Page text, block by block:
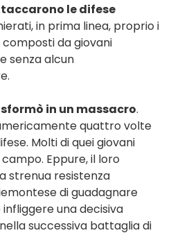
le difese
in prima linea, proprio i
da giovani
senza alcun
in un massacro.
quattro volte
Molti di quei giovani
Eppure, il loro
strenua resistenza
di guadagnare
una decisiva
successiva battaglia di